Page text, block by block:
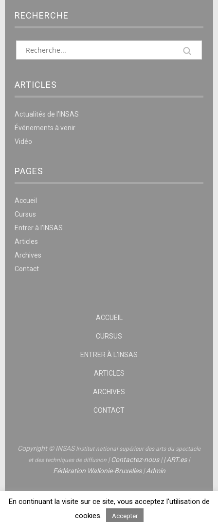
RECHERCHE
ARTICLES
Actualités de l’INSAS
Événements à venir
Vidéo
PAGES
Accueil
Cursus
Entrer à l’INSAS
Articles
Archives
Contact
ACCUEIL
CURSUS
ENTRER À L’INSAS
ARTICLES
ARCHIVES
CONTACT
Copyright © INSASInstitut national supérieur des arts du spectacle
et des techniques de diffusion |Contactez-nous||ART.es|
Fédération Wallonie-Bruxelles|Admin
En continuant la visite sur ce site, vous acceptez l'utilisation de
cookies.
Accepter